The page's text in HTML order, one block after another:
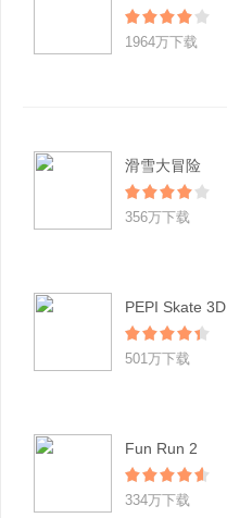
1964万下载
滑雪大冒险
356万下载
PEPI Skate 3D
501万下载
Fun Run 2
334万下载